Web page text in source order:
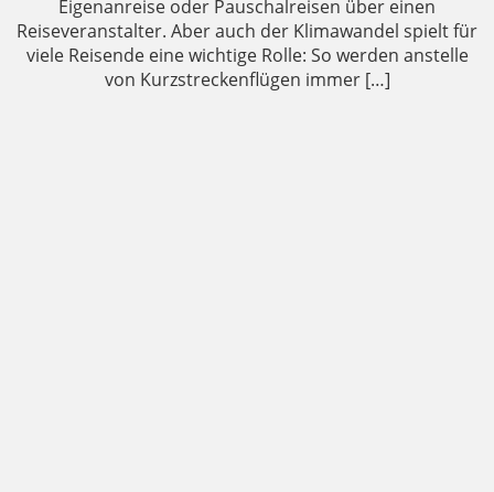
Eigenanreise oder Pauschalreisen über einen
Reiseveranstalter. Aber auch der Klimawandel spielt für
viele Reisende eine wichtige Rolle: So werden anstelle
von Kurzstreckenflügen immer […]